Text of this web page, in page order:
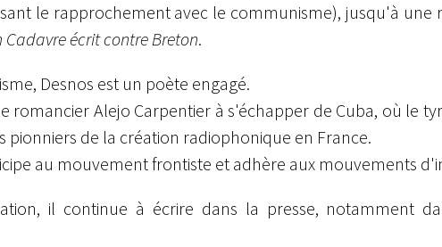
le rapprochement avec le communisme), jusqu'à une
Cadavre écrit contre Breton.
Desnos est un poète engagé.
romancier Alejo Carpentier à s'échapper de Cuba, où le
pionniers de la création radiophonique en France.
au mouvement frontiste et adhère aux mouvements
il continue à écrire dans la presse, notamment